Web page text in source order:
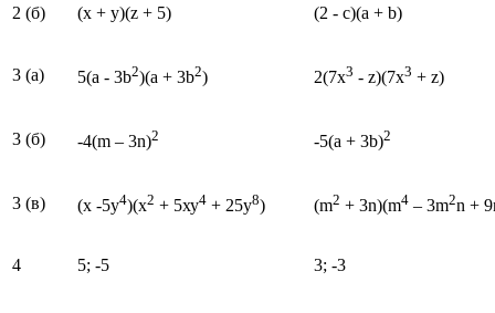
2 (б) (x + y)(z + 5) (2 - с)(а + b)
3 (a) 5(a - 3b2)(a + 3b2) 2(7х3 - z)(7х3 + z)
3 (б) -4(m – 3n)2 -5(a + 3b)2
3 (в) (х -5у4)(х2 + 5ху4 + 25у8) (m2 + 3n)(m4 – 3m2n +
4 5; -5 3; -3